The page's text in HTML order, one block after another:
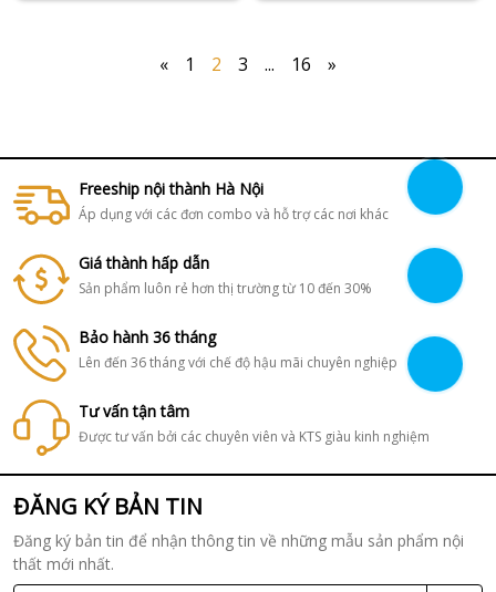
« 1 2 3 ... 16 »
Freeship nội thành Hà Nội
Áp dụng với các đơn combo và hỗ trợ các nơi khác
Giá thành hấp dẫn
Sản phẩm luôn rẻ hơn thị trường từ 10 đến 30%
Bảo hành 36 tháng
Lên đến 36 tháng với chế độ hậu mãi chuyên nghiệp
Tư vấn tận tâm
Được tư vấn bởi các chuyên viên và KTS giàu kinh nghiệm
ĐĂNG KÝ BẢN TIN
Đăng ký bản tin để nhận thông tin về những mẫu sản phẩm nội
thất mới nhất.